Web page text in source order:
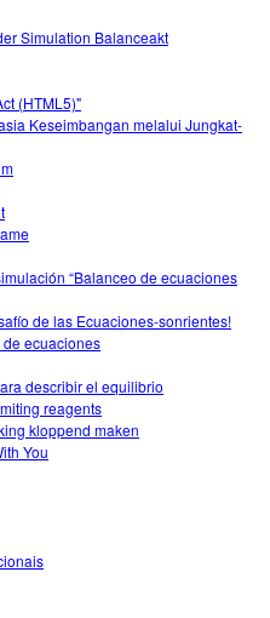
Simulation Balanceakt
(HTML5)"
Keseimbangan melalui Jungkat-
“Balanceo de ecuaciones
de las Ecuaciones-sonrientes!
ecuaciones
describir el equilibrio
reagents
kloppend maken
You